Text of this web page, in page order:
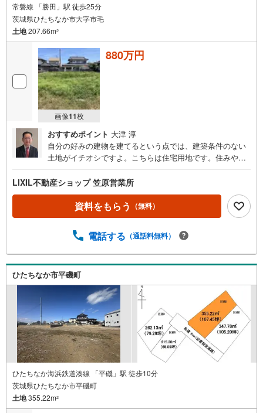
常磐線 「勝田」駅 徒歩25分
茨城県ひたちなか市大字市毛
土地207.66m2
画像11枚
880万円
おすすめポイント 大津 淳
自分の好みの建物を建てるという点では、建築条件のない
土地がイチオシですよ。こちらは住宅用地です。住みやす
てみては。平坦地なので、傾斜地よりも工事費をダウンさ
せやすいですよ。ひたちなか市での土地をお探しなら、常
磐線勝田周辺から始めましょう。
LIXIL不動産ショップ 笠原営業所
資料をもらう （無料）
電話する （通話料無料）
ひたちなか市平磯町
ひたちなか海浜鉄道湊線 「平磯」駅 徒歩10分
茨城県ひたちなか市平磯町
土地355.22m2